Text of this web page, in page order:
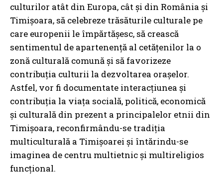
culturilor atât din Europa, cât și din România și
Timișoara, să celebreze trăsăturile culturale pe
care europenii le împărtășesc, să crească
sentimentul de apartenență al cetățenilor la o
zonă culturală comună și să favorizeze
contribuția culturii la dezvoltarea orașelor.
Astfel, vor fi documentate interacțiunea și
contribuția la viața socială, politică, economică
și culturală din prezent a principalelor etnii din
Timișoara, reconfirmându-se tradiția
multiculturală a Timișoarei și întărindu-se
imaginea de centru multietnic și multireligios
funcțional.